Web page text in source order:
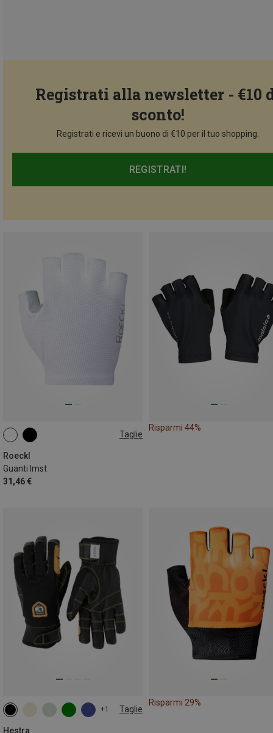
Registrati alla newsletter - €10
sconto!
Registrati e ricevi un buono di €10 per il tuo shopping.
REGISTRATI!
Taglie
Roeckl
Guanti Imst
31,46 €
Risparmi 44%
+1 Taglie
Hestra
6 8 9 10 11
Risparmi 29%